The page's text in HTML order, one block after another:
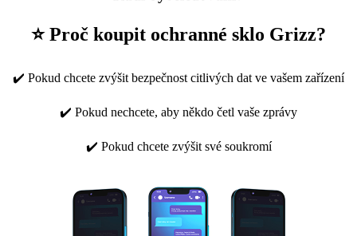
⭐ Proč koupit ochranné sklo Grizz?
✔️ Pokud chcete zvýšit bezpečnost citlivých dat ve vašem zařízení
✔️ Pokud nechcete, aby někdo četl vaše zprávy
✔️ Pokud chcete zvýšit své soukromí